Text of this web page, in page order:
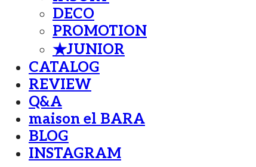
DECO
PROMOTION
★JUNIOR
CATALOG
REVIEW
Q&A
maison el BARA
BLOG
INSTAGRAM